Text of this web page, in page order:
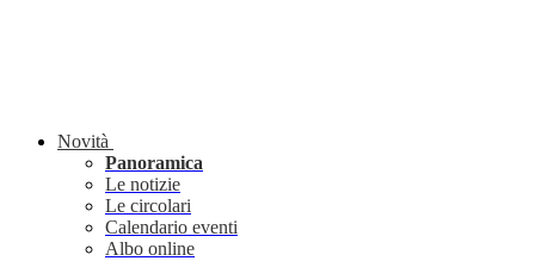
Novità
Panoramica
Le notizie
Le circolari
Calendario eventi
Albo online